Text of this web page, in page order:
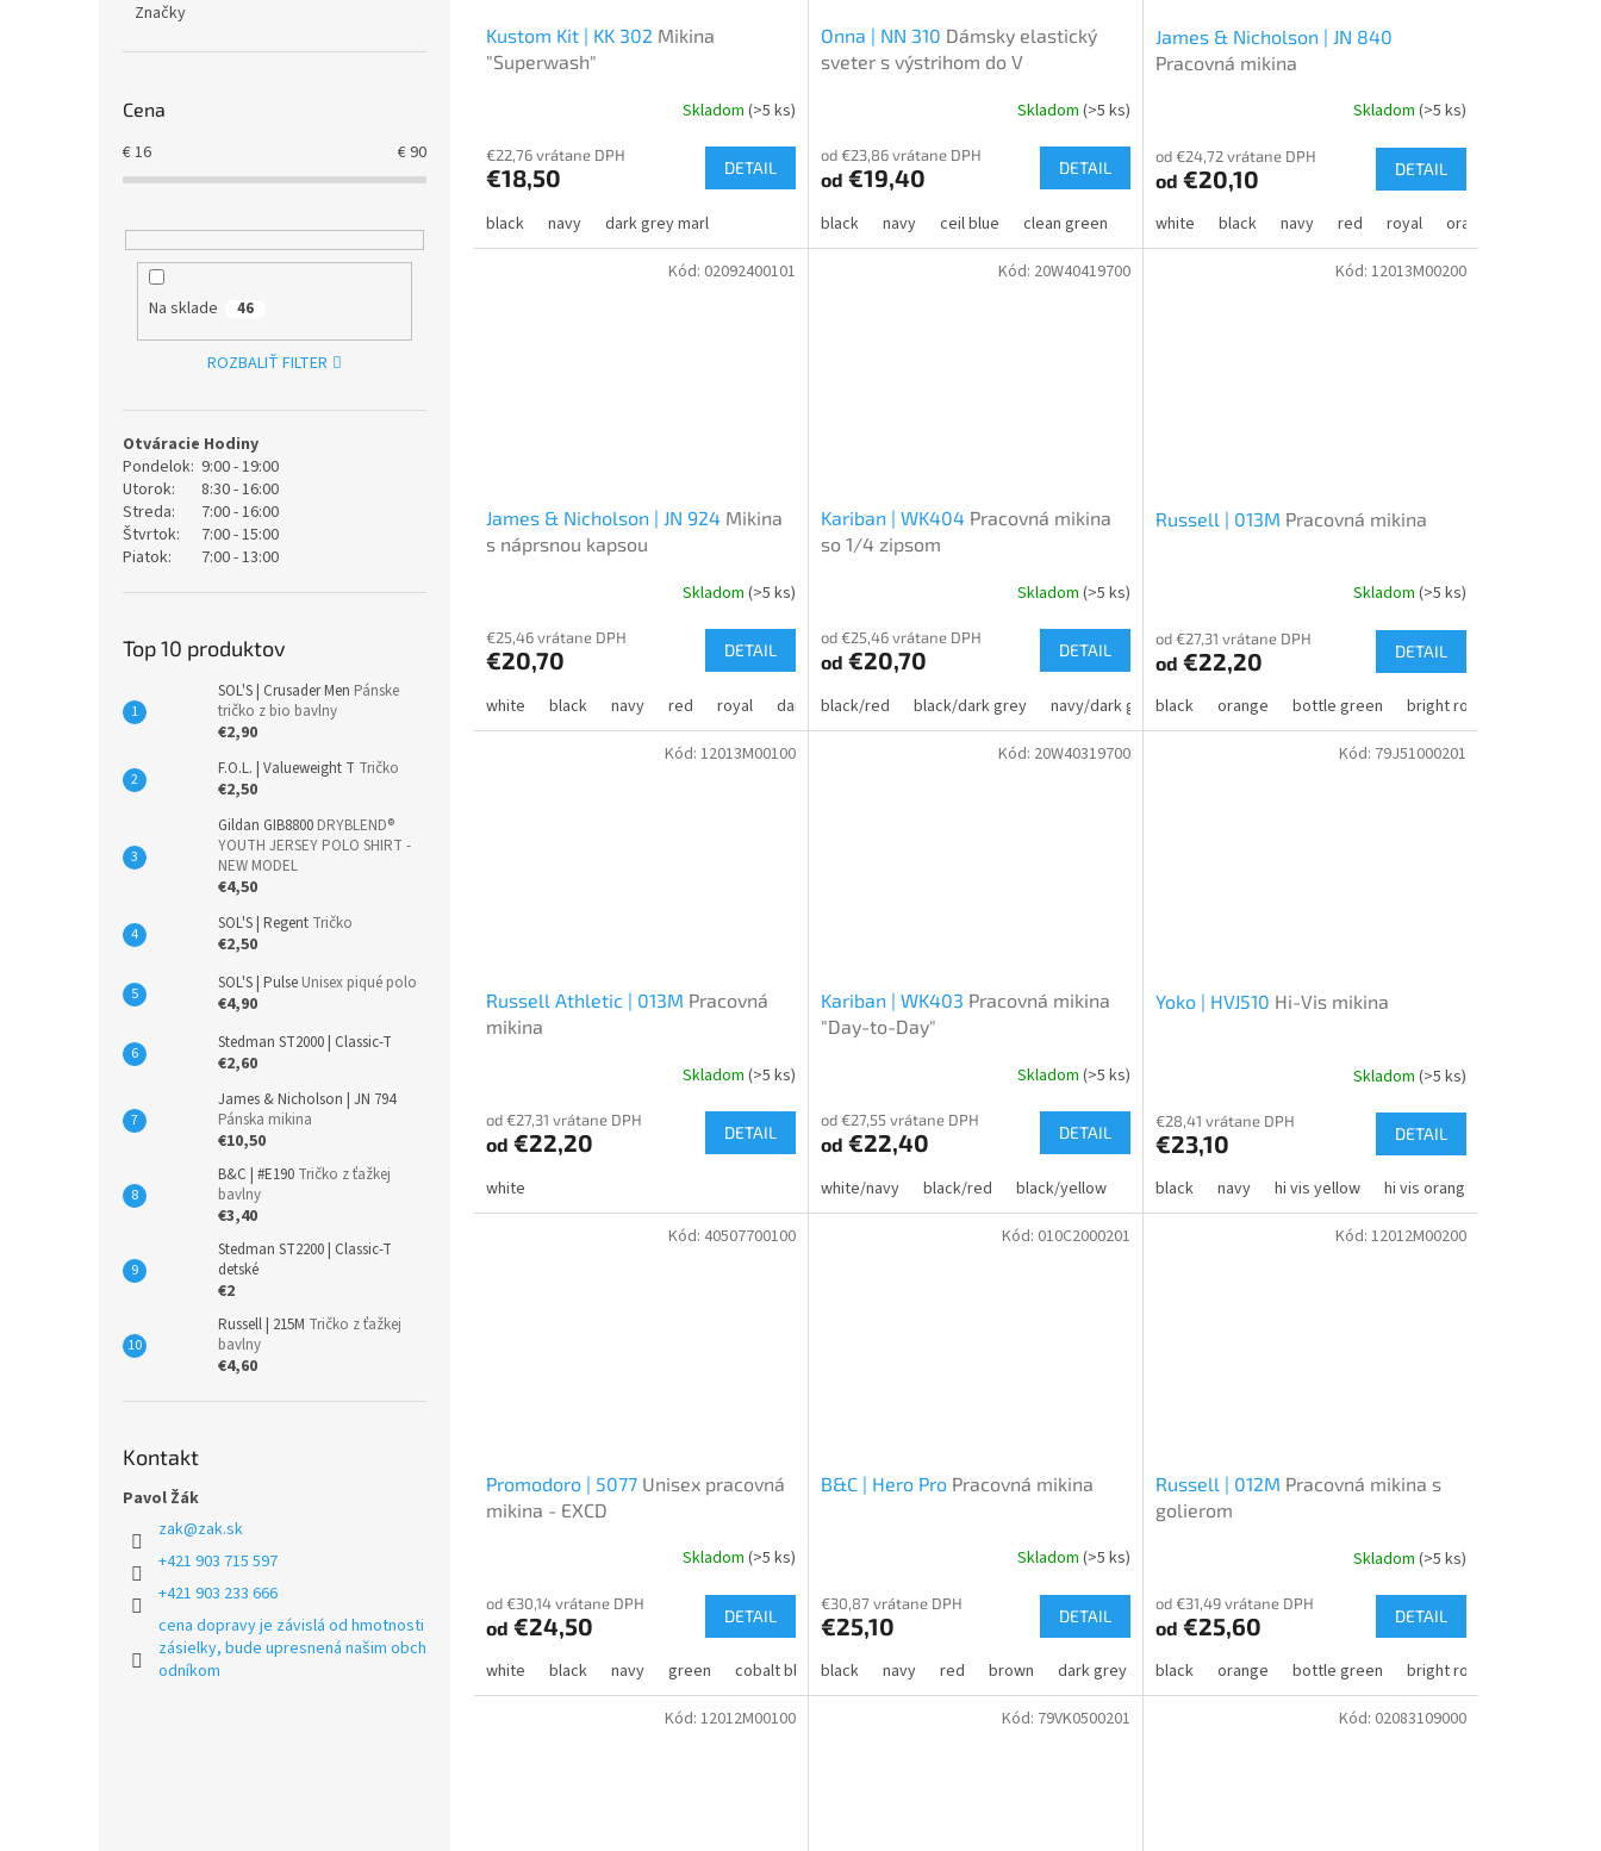
Značky
Cena
€16 €90
Na sklade 46
ROZBALIŤ FILTER
Otváracie Hodiny
Pondelok: 9:00 - 19:00
Utorok:
8:30 - 16:00
Streda:
7:00 - 16:00
Štvrtok:
7:00 - 15:00
Piatok:
7:00 - 13:00
Top 10 produktov
SOL'S | Crusader Men Pánske
tričko z bio bavlny
€2,90
F.O.L. | Valueweight T Tričko
€2,50
Gildan GIB8800 DRYBLEND®
YOUTH JERSEY POLO SHIRT -
NEW MODEL
€4,50
SOL'S | Regent Tričko
€2,50
SOL'S | Pulse Unisex piqué polo
€4,90
Stedman ST2000 | Classic-T
€2,60
James & Nicholson | JN 794
Pánska mikina
€10,50
B&C | #E190 Tričko z ťažkej
bavlny
€3,40
Stedman ST2200 | Classic-T
detské
€2
Russell | 215M Tričko z ťažkej
bavlny
€4,60
Kontakt
Pavol Žák
zak@zak.sk
+421 903 715 597
+421 903 233 666
cena dopravy je závislá od hmotnosti
zásielky, bude upresnená našim obch
odníkom
Kustom Kit | KK 302 Mikina
"Superwash"
Skladom (>5 ks)
€22,76 vrátane DPH
€18,50 DETAIL
black navy dark grey marl
Onna | NN 310 Dámsky elastický
sveter s výstrihom do V
Skladom (>5 ks)
od €23,86 vrátane DPH
od €19,40 DETAIL
black navy ceil blue clean green dynamo grey calm pink vital white
James & Nicholson | JN 840
Pracovná mikina
Skladom (>5 ks)
od €24,72 vrátane DPH
od €20,10 DETAIL
white black navy red royal orange
James & Nicholson | JN 924 Mikina
s náprsnou kapsou
Skladom (>5 ks)
€25,46 vrátane DPH
€20,70 DETAIL
white black navy red royal dark green graphite
Kód: 02092400101
Kariban | WK404 Pracovná mikina
so 1/4 zipsom
Skladom (>5 ks)
od €25,46 vrátane DPH
od €20,70 DETAIL
black/red black/dark grey navy/dark grey black/yellow black/orange black/forest green
Kód: 20W40419700
Russell | 013M Pracovná mikina
Skladom (>5 ks)
od €27,31 vrátane DPH
od €22,20 DETAIL
black orange bottle green bright royal
Kód: 12013M00200
Russell Athletic | 013M Pracovná
mikina
Skladom (>5 ks)
od €27,31 vrátane DPH
od €22,20 DETAIL
white
Kód: 12013M00100
Kariban | WK403 Pracovná mikina
"Day-to-Day"
Skladom (>5 ks)
od €27,55 vrátane DPH
od €22,40 DETAIL
white/navy black/red black/yellow black/orange black/silver navy/silver camel/black
Kód: 20W40319700
Yoko | HVJ510 Hi-Vis mikina
Skladom (>5 ks)
€28,41 vrátane DPH
€23,10 DETAIL
black navy hi vis yellow hi vis orange
Kód: 79J51000201
Promodoro | 5077 Unisex pracovná
mikina - EXCD
Skladom (>5 ks)
od €30,14 vrátane DPH
od €24,50 DETAIL
white black navy green cobalt blue fire red steel grey charcoal flame forest new light grey granat
Kód: 40507700100
B&C | Hero Pro Pracovná mikina
Skladom (>5 ks)
€30,87 vrátane DPH
€25,10 DETAIL
black navy red brown dark grey
Kód: 010C2000201
Russell | 012M Pracovná mikina s
golierom
Skladom (>5 ks)
od €31,49 vrátane DPH
od €25,60 DETAIL
black orange bottle green bright royal
Kód: 12012M00200
Kód: 12012M00100 Kód: 79VK0500201 Kód: 02083109000